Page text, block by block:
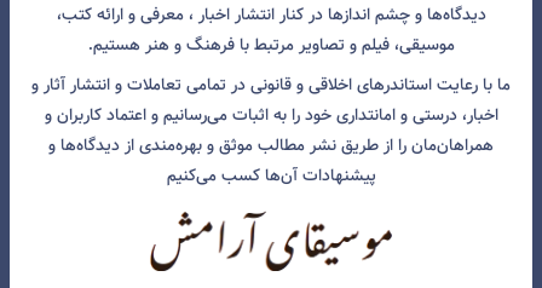
دیدگاه‌ها و چشم انداز‌ها در کنار انتشار اخبار ، معرفی و ارائه کتب،
موسیقی، فیلم و تصاویر مرتبط با فرهنگ و هنر هستیم.
ما با رعایت استاندرهای اخلاقی و قانونی در تمامی تعاملات و انتشار آثار و
اخبار، درستی و امانتداری خود را به اثبات می‌رسانیم و اعتماد کاربران و
همراهان‌مان را از طریق نشر مطالب موثق و بهره‌مندی از دیدگاه‌ها و
پیشنهادات آن‌ها کسب می‌کنیم